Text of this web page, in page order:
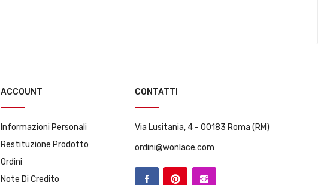
ACCOUNT
Informazioni Personali
Restituzione Prodotto
Ordini
Note Di Credito
CONTATTI
Via Lusitania, 4 - 00183 Roma (RM)
ordini@wonlace.com